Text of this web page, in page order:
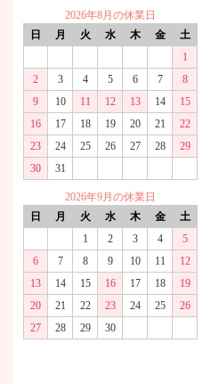
2026年8月の休業日
日
月 火 水 木 金
土
1
2
3 4 5 6 7
8
9
10 11 12 13 14
15
16
17 18 19 20 21
22
23
24 25 26 27 28
29
30
31
2026年9月の休業日
日
月 火 水 木 金
土
1
2 3 4
5
6
7 8 9 10 11
12
13
14 15 16 17 18
19
20
21 22 23 24 25
26
27
28 29 30